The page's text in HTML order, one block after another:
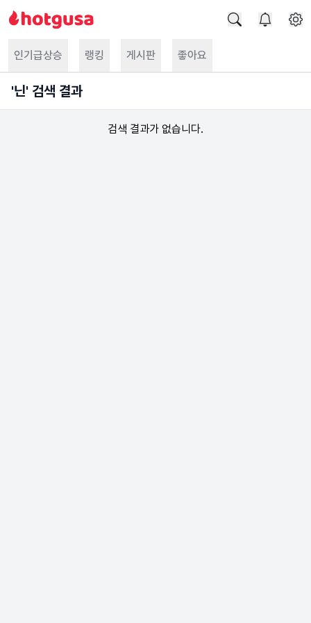
인기급상승 랭킹 게시판 좋아요
'닌' 검색 결과
검색 결과가 없습니다.